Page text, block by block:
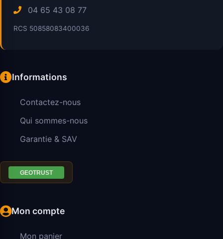
04 65 43 08 77
RCS 50858083400036
Informations
Contactez-nous
Qui sommes-nous
Garantie & SAV
Mon compte
Mon panier